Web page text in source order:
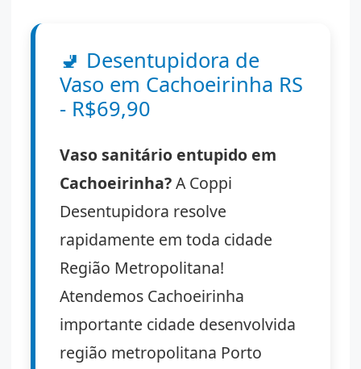
🚽 Desentupidora de
Vaso em Cachoeirinha RS
- R$69,90
Vaso sanitário entupido em
Cachoeirinha?A Coppi
Desentupidora resolve
rapidamente em toda cidade
Região Metropolitana!
Atendemos Cachoeirinha
importante cidade desenvolvida
região metropolitana Porto